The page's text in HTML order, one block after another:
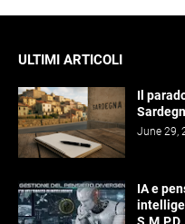
ULTIMI ARTICOLI
Il
June 29,
IA e